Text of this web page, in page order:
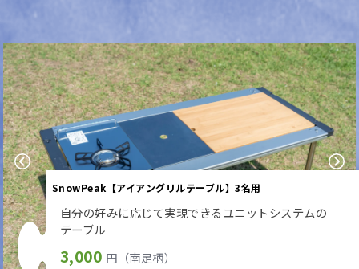
Previous Next
SnowPeak【アイアングリルテーブル】3名用
自分の好みに応じて実現できるユニットシステムの
テーブル
3,000 円（南足柄）